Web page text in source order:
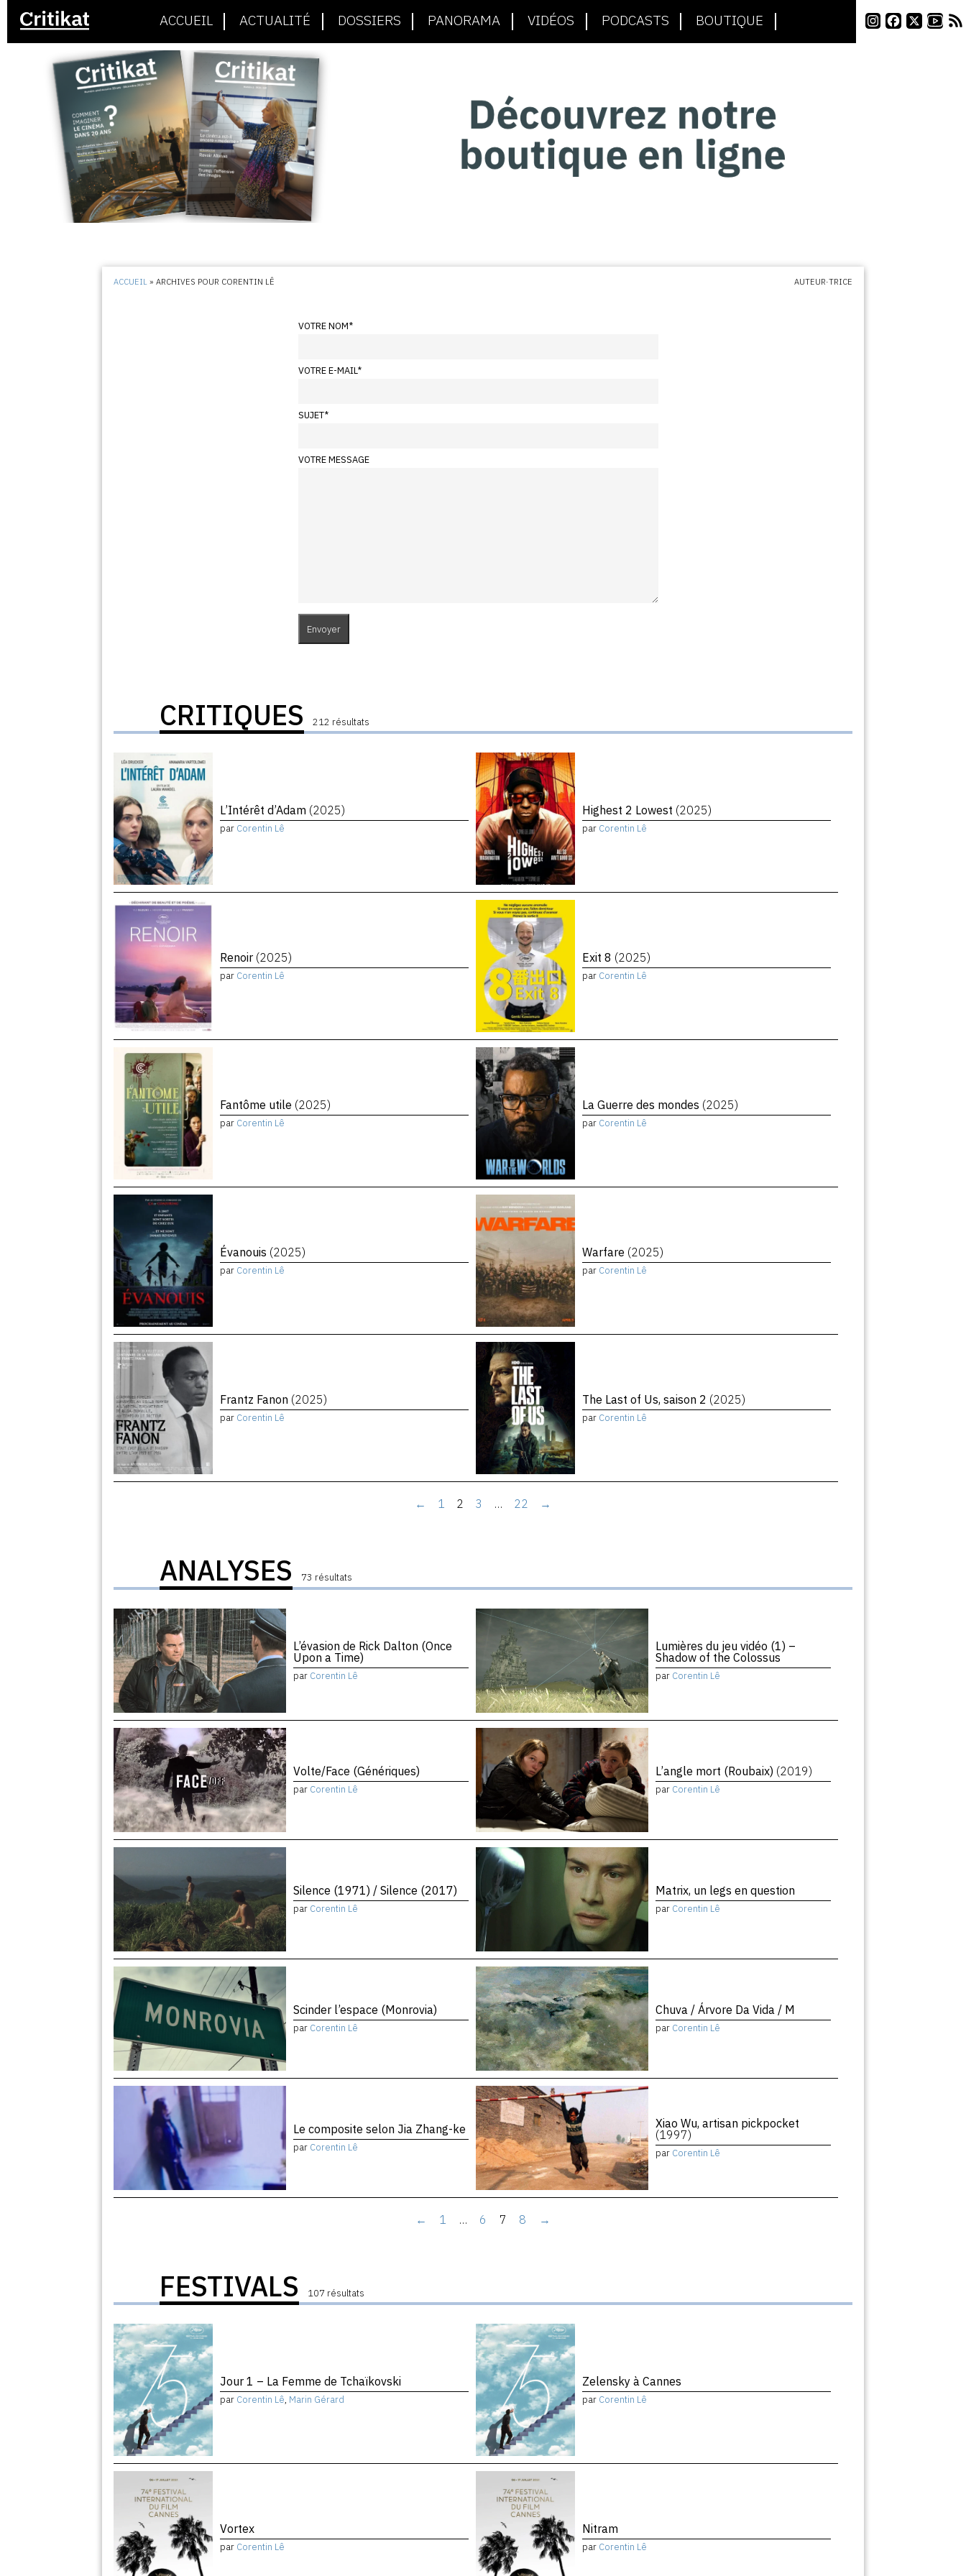
ACCUEIL ACTUALITÉ DOSSIERS PANORAMA VIDÉOS PODCASTS BOUTIQUE
ACCUEIL »ARCHIVES POUR CORENTIN LÊ AUTEUR·TRICE
VOTRE NOM*
VOTRE E-MAIL*
SUJET*
VOTRE MESSAGE
CRITIQUES 212 résultats
L’Intérêt d’Adam (2025)
par Corentin Lê
Highest 2 Lowest (2025)
par Corentin Lê
Renoir (2025)
par Corentin Lê
Exit 8 (2025)
par Corentin Lê
Fantôme utile (2025)
par Corentin Lê
La Guerre des mondes (2025)
par Corentin Lê
Évanouis (2025)
par Corentin Lê
Warfare (2025)
par Corentin Lê
Frantz Fanon (2025)
par Corentin Lê
The Last of Us, saison 2 (2025)
par Corentin Lê
← 1 2 3 … 22 →
ANALYSES 73 résultats
L’évasion de Rick Dalton (Once
Upon a Time)
par Corentin Lê
Lumières du jeu vidéo (1) –
Shadow of the Colossus
par Corentin Lê
Volte/Face (Génériques)
par Corentin Lê
L’angle mort (Roubaix) (2019)
par Corentin Lê
Silence (1971) / Silence (2017)
par Corentin Lê
Matrix, un legs en question
par Corentin Lê
Scinder l’espace (Monrovia)
par Corentin Lê
Chuva / Árvore Da Vida / M
par Corentin Lê
Le composite selon Jia Zhang-ke
par Corentin Lê
Xiao Wu, artisan pickpocket
(1997)
par Corentin Lê
← 1 … 6 7 8 →
FESTIVALS 107 résultats
Jour 1 – La Femme de Tchaïkovski
par Corentin Lê, Marin Gérard
Zelensky à Cannes
par Corentin Lê
Vortex
par Corentin Lê
Nitram
par Corentin Lê